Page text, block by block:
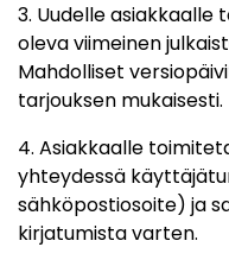
3. Uudelle asiakkaalle
oleva viimeinen
Mahdolliset
tarjouksen mukaisesti.
4. Asiakkaalle
yhteydessä
sähköpostiosoite) ja
kirjatumista varten.